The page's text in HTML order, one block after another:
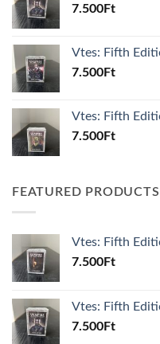
7.500Ft
Vtes: Fifth
7.500Ft
Vtes: Fifth
7.500Ft
FEATURED PRODUCTS
Vtes: Fifth
7.500Ft
Vtes: Fifth
7.500Ft